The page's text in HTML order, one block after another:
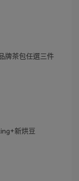
牌茶包任選三件
新烘豆